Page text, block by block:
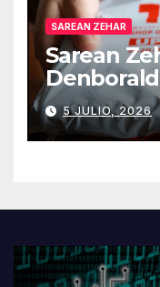
SAREAN ZEHAR
Sarean
muga-
kontrola,
5 JULIO, 2026